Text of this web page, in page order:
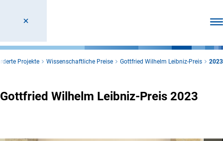
Projekte Wissenschaftliche Preise Gottfried Wilhelm Leibniz-Preis 2023
Gottfried Wilhelm Leibniz-Preis 2023